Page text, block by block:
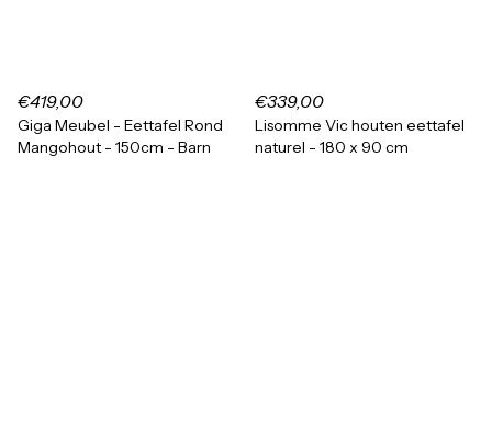
€419,00
Giga Meubel - Eettafel Rond
Mangohout - 150cm - Barn
€339,00
Lisomme Vic houten eettafel
naturel - 180 x 90 cm